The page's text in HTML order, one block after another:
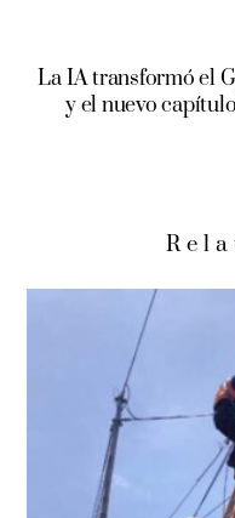
La IA transformó el
y el nuevo